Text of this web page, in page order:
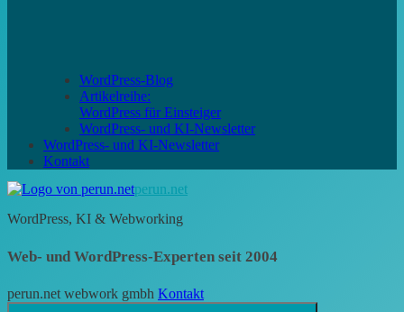
WordPress-Blog
Artikelreihe:
WordPress für Einsteiger
WordPress- und KI-Newsletter
WordPress- und KI-Newsletter
Kontakt
perun.net
WordPress, KI & Webworking
Web- und WordPress-Experten seit 2004
perun.net webwork gmbh Kontakt